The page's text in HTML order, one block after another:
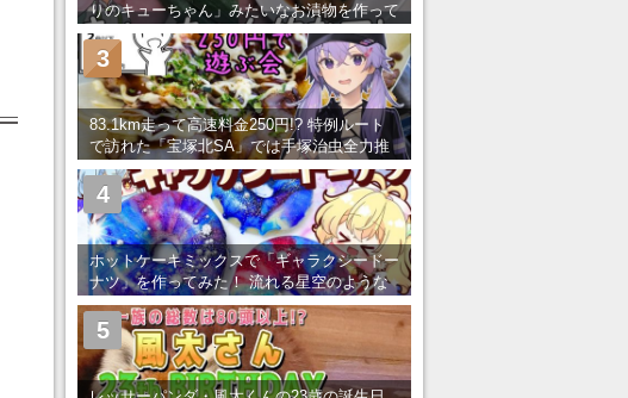
りのキューちゃん」みたいなお漬物を作って
みた
83.1km走って高速料金250円!? 特例ルート
で訪れた「宝塚北SA」では手塚治虫全力推
し＆関西グルメが楽しめる！
3
ホットケーキミックスで「ギャラクシードー
ナツ」を作ってみた！ 流れる星空のような
レンチン・レシピを紹介
4
5